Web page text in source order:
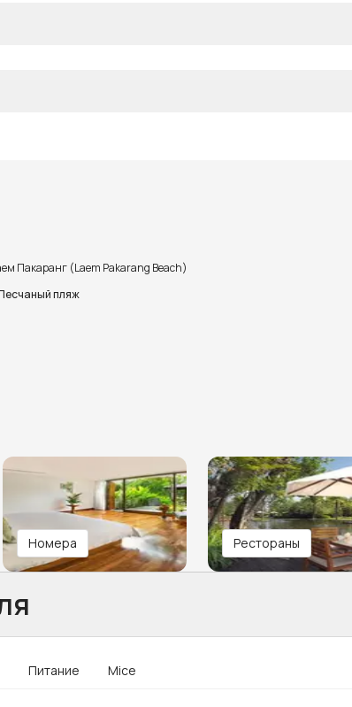
Пакаранг (Laem Pakarang Beach)
пляж
Номера Рестораны
Питание Mice